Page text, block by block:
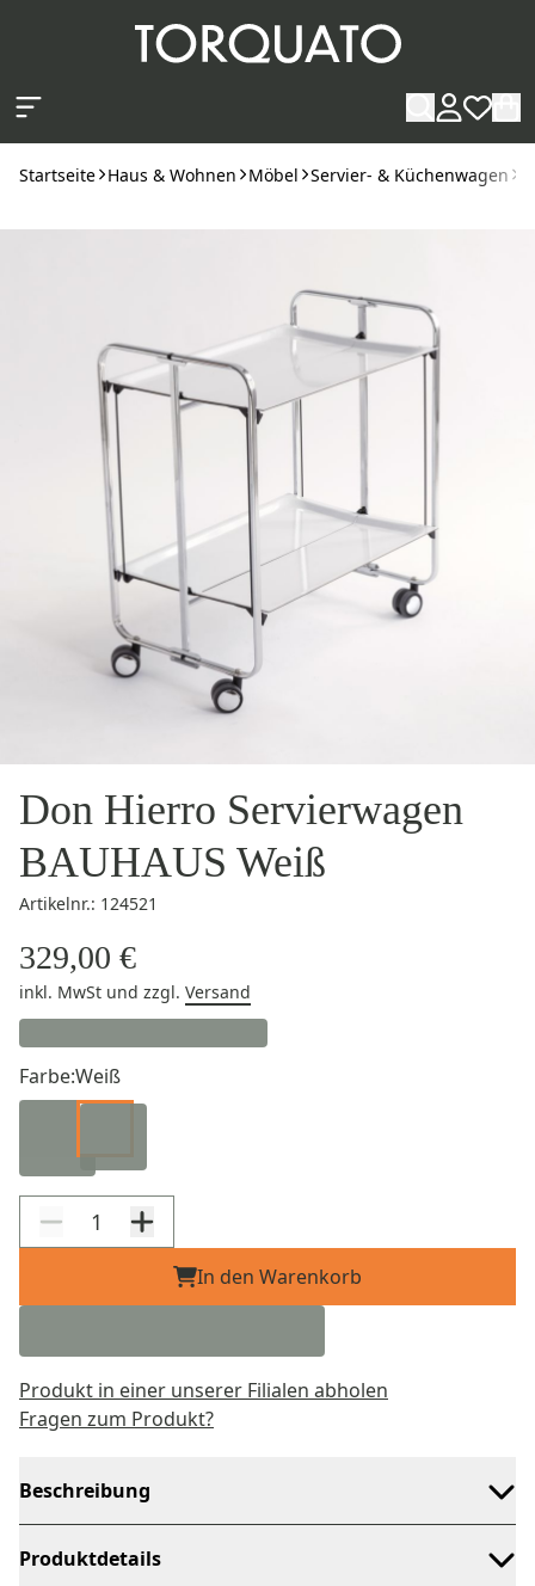
Startseite Haus & Wohnen Möbel Servier- & Küchenwagen
Don Hierro Servierwagen
BAUHAUS Weiß
Artikelnr.: 124521
329,00 €
inkl. MwSt und zzgl. Versand
Farbe:Weiß
In den Warenkorb
Produkt in einer unserer Filialen abholen
Fragen zum Produkt?
Beschreibung
Produktdetails